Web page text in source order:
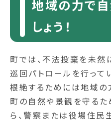
地域の力で
しょう！
町では、不法投棄を未然
巡回パトロールを行って
根絶するためには地域の
町の自然や景観を守る
ら、警察または役場住